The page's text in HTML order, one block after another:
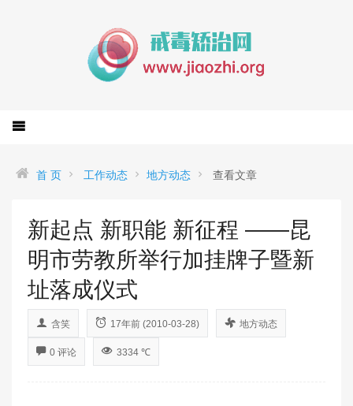
首 页 工作动态 地方动态 查看文章
新起点 新职能 新征程 ——昆
明市劳教所举行加挂牌子暨新
址落成仪式
含笑 17年前 (2010-03-28) 地方动态
0 评论 3334 ℃